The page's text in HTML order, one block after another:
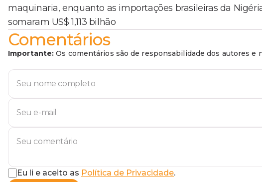
maquinaria, enquanto as importações brasileiras da
somaram US$ 1,113 bilhão
Comentários
Importante: Os comentários são de responsabilidade dos autores
Eu li e aceito as Política de Privacidade.